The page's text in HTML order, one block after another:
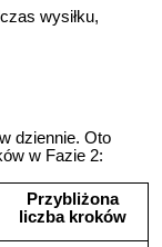
wysiłku,
dziennie. Oto
w Fazie 2:
Przybliżona
liczba kroków